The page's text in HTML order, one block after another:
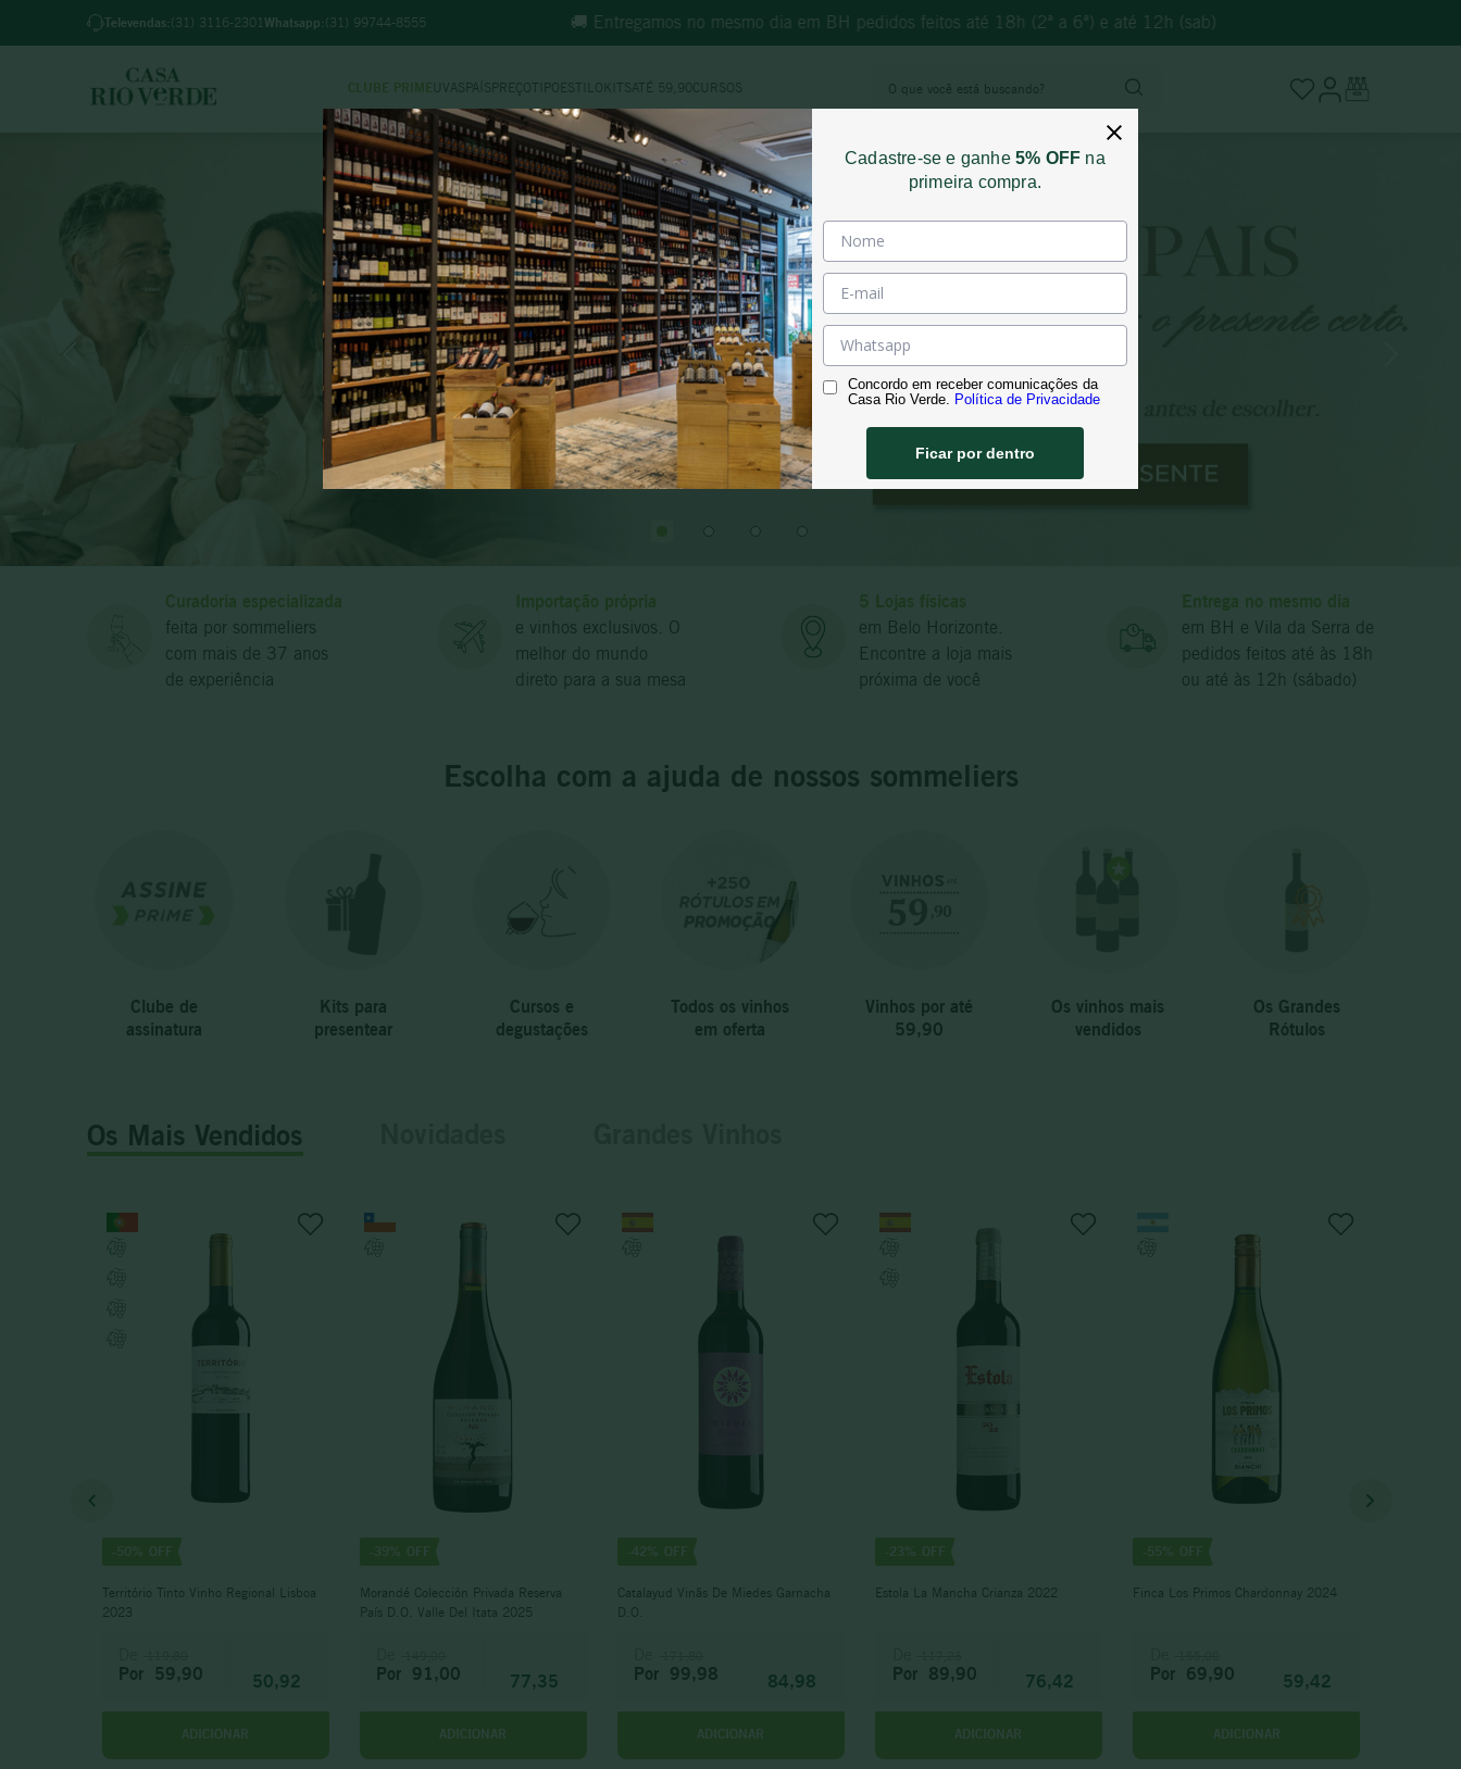
Televendas: (31) 3116-2301 Whatsapp: (31) 99744-8555
BH pedidos feitos até 18h (2ª a 6ª) e até 12h (sab) 🚚 Entregamos no mesmo dia em BH pedidos feitos até 18h (2ª a 6ª) e até 12h (sab)
CLUBE PRIME UVAS PAÍS PREÇOTIPO ESTILO KITS ATÉ 59,90 CURSOS
Curadoria especializada
feita por sommeliers
com mais de 37 anos
de experiência
Importação própria
e vinhos exclusivos. O
melhor do mundo
direto para a sua mesa
5 Lojas físicas
em Belo Horizonte.
Encontre a loja mais
próxima de você
Entrega no mesmo dia
em BH e Vila da Serra de
pedidos feitos até às 18h
ou até às 12h (sábado)
Escolha com a ajuda de nossos sommeliers
Clube de
assinatura
Kits para
presentear
Cursos e
degustações
Todos os vinhos
em oferta
Vinhos por até
59,90
Os vinhos mais
vendidos
Os Grandes
Rótulos
Os Mais Vendidos
- 50%
Território Tinto Vinho Regional Lisboa
2023
Por 59,90 50,92
ADICIONAR
-39%
Morandé Colección Privada Reserva
País D.O. Valle Del Itata 2025
Por 91,00 77,35
ADICIONAR
-42%
Catalayud Vinãs De Miedes Garnacha
D.O.
Por 99,98 84,98
ADICIONAR
-23%
Estola La Mancha Crianza 2022
Por 89,90 76,42
ADICIONAR
- 55%
Finca Los Primos Chardonnay 2024
Por 69,90 59,42
ADICIONAR
TERMOS MAIS BUSCADOS
1º
morande
2º
espumante
3º
ricominciare
4º
reina ana
5º
vinho tinto
6º
rosé
7º
synera
8º
adolfo lona
9º
território
Cadastre-se e ganhe5% OFF na
primeira compra.
Concordo em receber comunicações da
Casa Rio Verde. Política de Privacidade
Ficar por dentro